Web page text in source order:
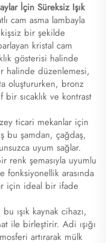
İçin Süreksiz Işık​
cam asma lambayla
bir şekilde
kristal cam
gösterisi halinde
halinde düzenlemesi,
oluştururken, bronz
sıcaklık ve kontrast
ticari mekanlar için
bu şamdan, çağdaş,
uyum sağlar.
renk şemasıyla uyumlu
fonksiyonellik arasında
için ideal bir ifade
ışık kaynak cihazı,
ile birleştirir. Adi ışığı
artırarak mülk